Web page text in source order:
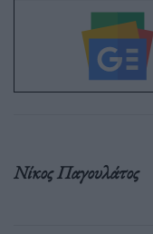
Νίκος Παγουλάτος